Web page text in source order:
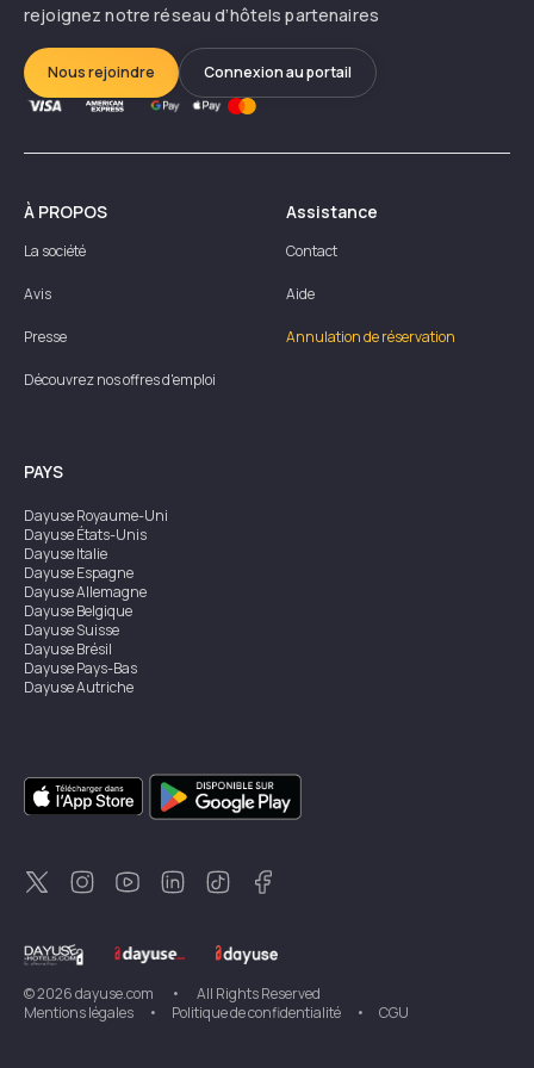
rejoignez notre réseau d’hôtels partenaires
Nous rejoindre Connexion au portail
À PROPOS
La société
Avis
Presse
Découvrez nos offres d'emploi
Assistance
Contact
Aide
Annulation de réservation
PAYS
DayuseRoyaume-Uni
DayuseÉtats-Unis
DayuseItalie
DayuseEspagne
DayuseAllemagne
DayuseBelgique
DayuseSuisse
DayuseBrésil
DayusePays-Bas
DayuseAutriche
DayuseSingapour
DayuseSuède
DayuseThaïlande
DayuseNouvelle-Zélande
DayuseTurquie
©2026dayuse.com •
All Rights Reserved
Mentions légales
• Politique de confidentialité • CGU